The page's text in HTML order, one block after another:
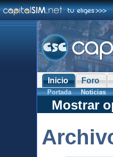
Inicio Foro
Portada Noticias
Mostrar